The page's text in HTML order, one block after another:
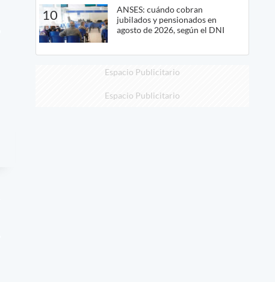
10
ANSES: cuándo cobran
jubilados y pensionados en
agosto de 2026, según el DNI
Espacio Publicitario
Espacio Publicitario